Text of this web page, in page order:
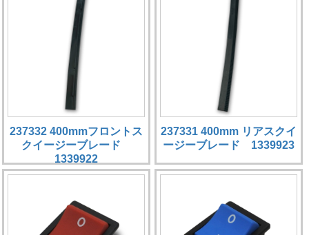
237332 400mmフロントス
クイージーブレード
1339922
237331 400mm リアスクイ
ージーブレード 1339923